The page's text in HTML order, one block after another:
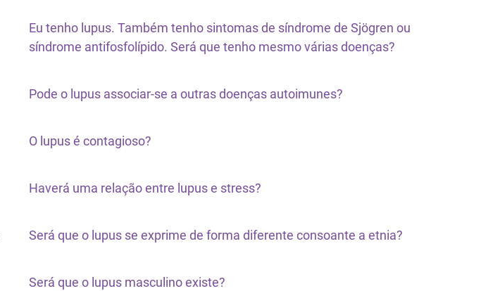
Eu tenho lupus. Também tenho sintomas de síndrome de Sjögren ou
síndrome antifosfolípido. Será que tenho mesmo várias doenças?
Pode o lupus associar-se a outras doenças autoimunes?
O lupus é contagioso?
Haverá uma relação entre lupus e stress?
Será que o lupus se exprime de forma diferente consoante a etnia?
Será que o lupus masculino existe?